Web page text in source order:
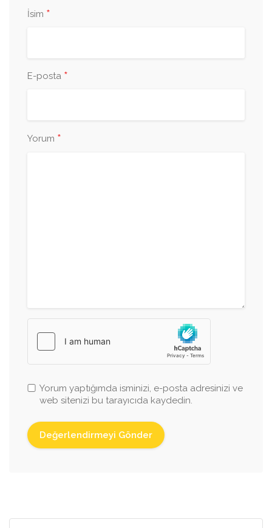
İsim *
E-posta *
Yorum *
Yorum yaptığımda isminizi, e-posta adresinizi ve
web sitenizi bu tarayıcıda kaydedin.